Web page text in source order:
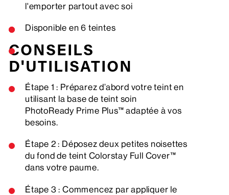
l'emporter partout avec soi
Disponible en 6 teintes
CONSEILS
D'UTILISATION
Étape 1 : Préparez d’abord votre teint en
utilisant la base de teint soin
PhotoReady Prime Plus™ adaptée à vos
besoins.
Étape 2 : Déposez deux petites noisettes
du fond de teint Colorstay Full Cover™
dans votre paume.
Étape 3 : Commencez par appliquer le